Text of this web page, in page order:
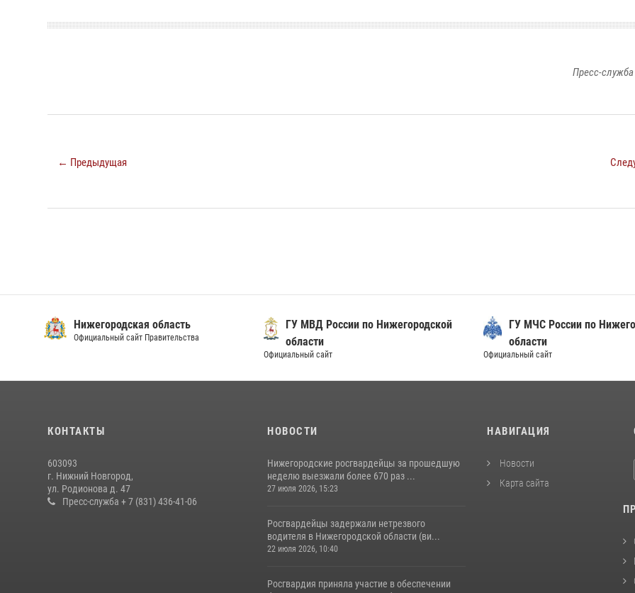
Пресс-служба
← Предыдущая
Нижегородская область
Официальный сайт Правительства
ГУ МВД России по Нижегородской
области
Официальный сайт
ГУ МЧС России по
области
Официальный сайт
КОНТАКТЫ
603093
г. Нижний Новгород,
ул. Родионова д. 47
Пресс-служба + 7 (831) 436-41-06
НОВОСТИ
Нижегородские росгвардейцы за прошедшую
неделю выезжали более 670 раз ...
27 июля 2026, 15:23
Росгвардейцы задержали нетрезвого
водителя в Нижегородской области (ви...
22 июля 2026, 10:40
Росгвардия приняла участие в обеспечении
НАВИГАЦИЯ
Новости
Карта сайта